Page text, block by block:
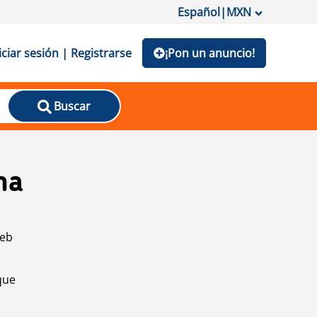
Español|MXN
sesión | Registrarse ¡Pon un anuncio!
Buscar